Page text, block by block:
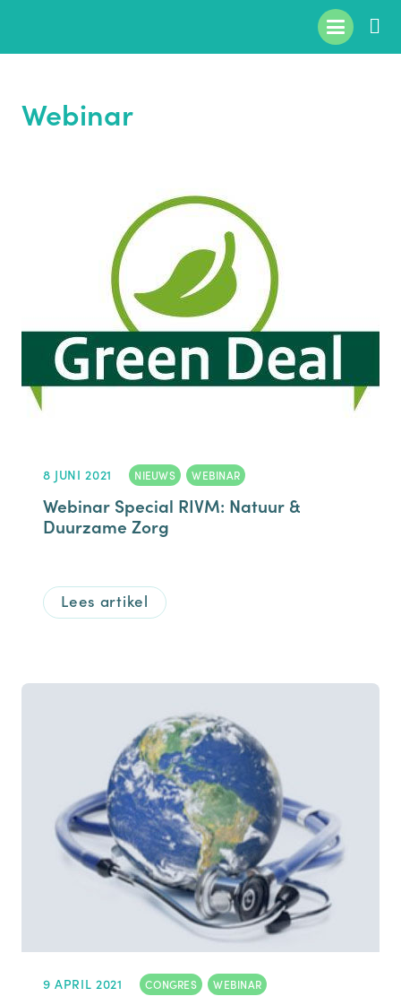
Webinar
8 JUNI 2021 NIEUWS , WEBINAR
Webinar Special RIVM: Natuur &
Duurzame Zorg
Lees artikel
9 APRIL 2021 CONGRES , WEBINAR